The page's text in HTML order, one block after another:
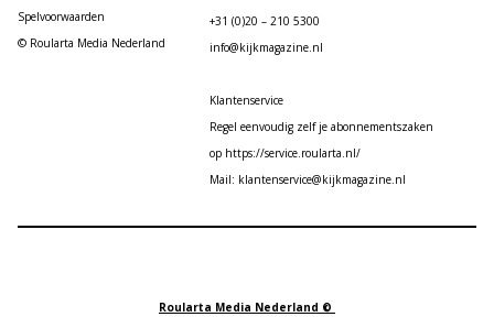
Spelvoorwaarden
© Roularta Media Nederland
+31 (0)20 – 210 5300
info@kijkmagazine.nl
Klantenservice
Regel eenvoudig zelf je abonnementszaken
op https://service.roularta.nl/
Mail: klantenservice@kijkmagazine.nl
Roularta Media Nederland ©